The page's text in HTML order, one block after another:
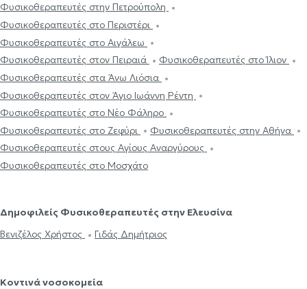
Φυσικοθεραπευτές στην Πετρούπολη
Φυσικοθεραπευτές στο Περιστέρι
Φυσικοθεραπευτές στο Αιγάλεω
Φυσικοθεραπευτές στον Πειραιά
Φυσικοθεραπευτές στο Ίλιον
Φυσικοθεραπευτές στα Άνω Λιόσια
Φυσικοθεραπευτές στον Άγιο Ιωάννη Ρέντη
Φυσικοθεραπευτές στο Νέο Φάληρο
Φυσικοθεραπευτές στο Ζεφύρι
Φυσικοθεραπευτές στην Αθήνα
Φυσικοθεραπευτές στους Αγίους Αναργύρους
Φυσικοθεραπευτές στο Μοσχάτο
Δημοφιλείς Φυσικοθεραπευτές στην Ελευσίνα
Βενιζέλος Χρήστος
Γιδάς Δημήτριος
Κοντινά νοσοκομεία